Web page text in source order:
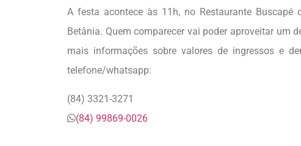
A festa acontece às 11h, no Restaurante
Betânia. Quem comparecer vai poder aproveitar um
mais informações sobre valores de ingressos e
telefone/whatsapp:
(84) 3321-3271
(84) 99869-0026